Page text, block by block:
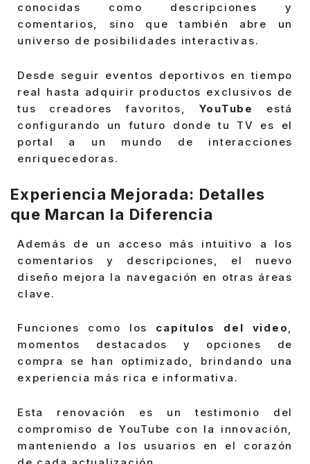
conocidas como descripciones y
comentarios, sino que también abre un
universo de posibilidades interactivas.
Desde seguir eventos deportivos en tiempo
real hasta adquirir productos exclusivos de
tus creadores favoritos, YouTube
está
configurando un futuro donde tu TV es el
portal a un mundo de interacciones
enriquecedoras.
Experiencia Mejorada: Detalles
que Marcan la Diferencia
Además de un acceso más intuitivo a los
comentarios y descripciones, el nuevo
diseño mejora la navegación en otras áreas
clave.
Funciones como los capítulos del video,
momentos destacados y opciones de
compra se han optimizado, brindando una
experiencia más rica e informativa.
Esta renovación es un testimonio del
compromiso de YouTube con la innovación,
manteniendo a los usuarios en el corazón